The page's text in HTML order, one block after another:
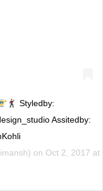
Styledby:
Assitedby:
on Oct 2, 2017 at